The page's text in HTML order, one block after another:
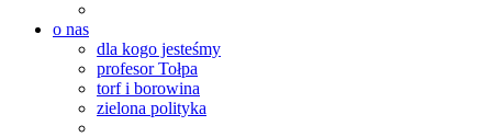
o nas
dla kogo jesteśmy
profesor Tołpa
torf i borowina
zielona polityka